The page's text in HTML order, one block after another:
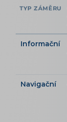
TYP ZÁMĚRU
Informační
Navigační